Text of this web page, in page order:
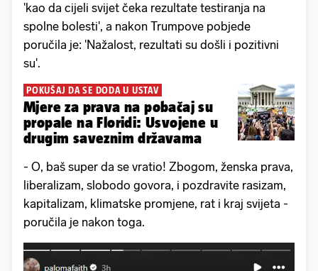
'kao da cijeli svijet čeka rezultate testiranja na
spolne bolesti', a nakon Trumpove pobjede
poručila je: 'Nažalost, rezultati su došli i pozitivni
su'.
POKUŠAJ DA SE DODA U USTAV
Mjere za prava na pobačaj su
propale na Floridi: Usvojene u
drugim saveznim državama
- O, baš super da se vratio! Zbogom, ženska prava,
liberalizam, slobodo govora, i pozdravite rasizam,
kapitalizam, klimatske promjene, rat i kraj svijeta -
poručila je nakon toga.